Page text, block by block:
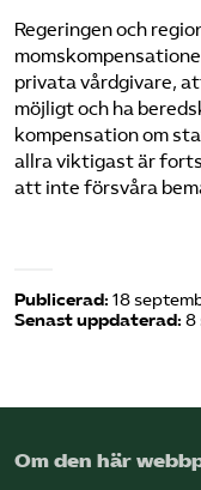
Regeringen och
privata vårdgivare,
möjligt och ha
kompensation om
allra viktigast är
att inte försvåra
Publicerad: 18
Senast uppdaterad: 8
Om den här